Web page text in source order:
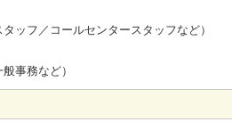
ッフ／コールセンタースタッフなど）
事務など）